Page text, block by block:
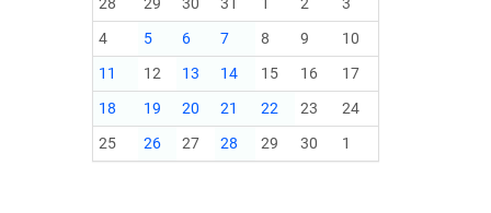
4
5 6 7 8 9
10
11
12 13 14 15 16
17
18
19 20 21 22 23
24
25
26 27 28 29 30 1